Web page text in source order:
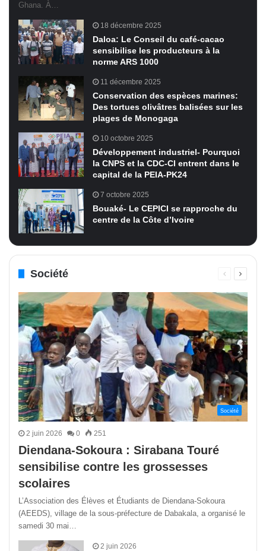
Ghana. À…
18 décembre 2025
Daloa: Le Conseil du café-cacao
sensibilise les producteurs à la
norme ARS 1000
11 décembre 2025
Conservation des espèces marines:
Des tortues olivâtres balisées sur les
plages de Monogaga
10 octobre 2025
Développement industriel- Pourquoi
la CNPS et la CDC-CI entrent dans le
capital de la PEIA-PK24
7 octobre 2025
Bouaké- Le CEPICI se rapproche du
centre de la Côte d’Ivoire
Société
PagePage
Société
2 juin 2026 0 251
Diendana-Sokoura : Sirabana Touré
sensibilise contre les grossesses
scolaires
L’Association des Élèves et Étudiants de Diendana-Sokoura
(AEEDS), village de la sous-préfecture de Dabakala, a organisé le
samedi 30 mai…
2 juin 2026